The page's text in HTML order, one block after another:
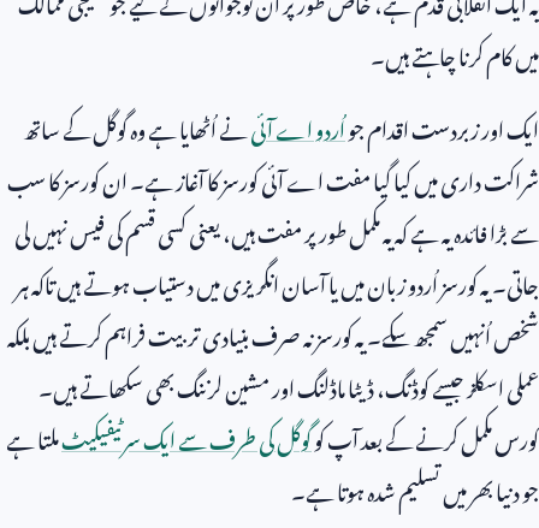
میں کام کرنا چاہتے ہیں۔
ایک اور زبردست اقدام جواُردو اے آئینے اُٹھایا ہے وہ گوگل کے ساتھ
شراکت داری میں کیا گیا مفت اے آئی کورسز کا آغاز ہے۔ ان کورسز کا سب
سے بڑا فائدہ یہ ہے کہ یہ مکمل طور پر مفت ہیں، یعنی کسی قسم کی فیس نہیں لی
جاتی۔ یہ کورسز اُردو زبان میں یا آسان انگریزی میں دستیاب ہوتے ہیں تاکہ ہر
شخص اُنہیں سمجھ سکے۔ یہ کورسز نہ صرف بنیادی تربیت فراہم کرتے ہیں بلکہ
عملی اسکلز جیسے کوڈنگ، ڈیٹا ماڈلنگ اور مشین لرننگ بھی سکھاتے ہیں۔
کورس مکمل کرنے کے بعد آپ کوگوگل کی طرف سے ایک سرٹیفیکیٹملتا ہے
جو دنیا بھر میں تسلیم شدہ ہوتا ہے۔